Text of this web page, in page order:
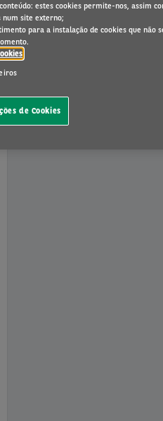
estes cookies permite-nos, assim
num site externo;
para a instalação de cookies que
de Cookies